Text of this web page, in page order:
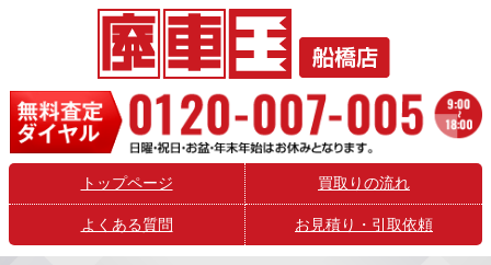
トップページ 買取りの流れ
よくある質問 お見積り・引取依頼